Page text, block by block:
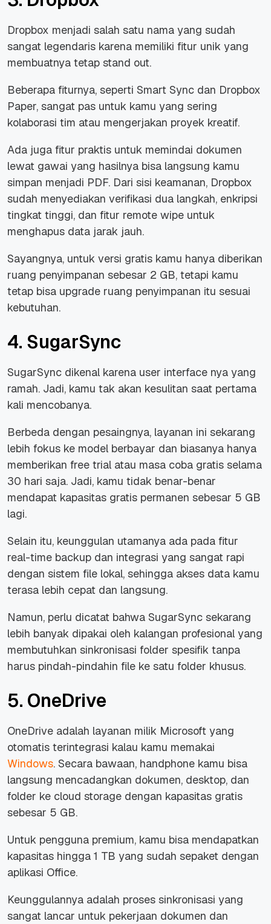
Dropbox menjadi salah satu nama yang sudah
sangat legendaris karena memiliki fitur unik yang
membuatnya tetap stand out.
Beberapa fiturnya, seperti Smart Sync dan Dropbox
Paper, sangat pas untuk kamu yang sering
kolaborasi tim atau mengerjakan proyek kreatif.
Ada juga fitur praktis untuk memindai dokumen
lewat gawai yang hasilnya bisa langsung kamu
simpan menjadi PDF. Dari sisi keamanan, Dropbox
sudah menyediakan verifikasi dua langkah, enkripsi
tingkat tinggi, dan fitur remote wipe untuk
menghapus data jarak jauh.
Sayangnya, untuk versi gratis kamu hanya diberikan
ruang penyimpanan sebesar 2 GB, tetapi kamu
tetap bisa upgrade ruang penyimpanan itu sesuai
kebutuhan.
4. SugarSync
SugarSync dikenal karena user interface nya yang
ramah. Jadi, kamu tak akan kesulitan saat pertama
kali mencobanya.
Berbeda dengan pesaingnya, layanan ini sekarang
lebih fokus ke model berbayar dan biasanya hanya
memberikan free trial atau masa coba gratis selama
30 hari saja. Jadi, kamu tidak benar-benar
mendapat kapasitas gratis permanen sebesar 5 GB
lagi.
Selain itu, keunggulan utamanya ada pada fitur
real-time backup dan integrasi yang sangat rapi
dengan sistem file lokal, sehingga akses data kamu
terasa lebih cepat dan langsung.
Namun, perlu dicatat bahwa SugarSync sekarang
lebih banyak dipakai oleh kalangan profesional yang
membutuhkan sinkronisasi folder spesifik tanpa
harus pindah-pindahin file ke satu folder khusus.
5. OneDrive
OneDrive adalah layanan milik Microsoft yang
otomatis terintegrasi kalau kamu memakai
Windows. Secara bawaan, handphone kamu bisa
langsung mencadangkan dokumen, desktop, dan
folder ke cloud storage dengan kapasitas gratis
sebesar 5 GB.
Untuk pengguna premium, kamu bisa mendapatkan
kapasitas hingga 1 TB yang sudah sepaket dengan
aplikasi Office.
Keunggulannya adalah proses sinkronisasi yang
sangat lancar untuk pekerjaan dokumen dan